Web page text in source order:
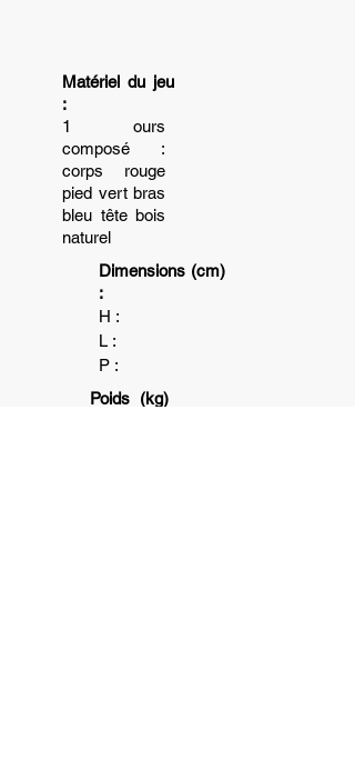
Matériel du jeu
:
1 ours
composé :
corps rouge
pied vert bras
bleu tête bois
naturel
Dimensions (cm)
:
H :
L :
P :
Poids (kg)